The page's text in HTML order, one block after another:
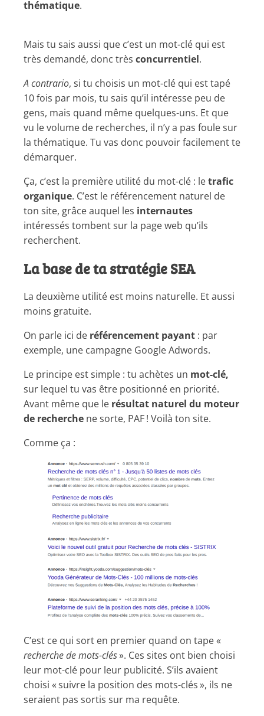
thématique.
Mais tu sais aussi que c’est un mot-clé qui est
très demandé, donc très concurrentiel.
A contrario, si tu choisis un mot-clé qui est tapé
10 fois par mois, tu sais qu’il intéresse peu de
gens, mais quand même quelques-uns. Et que
vu le volume de recherches, il n’y a pas foule sur
la thématique. Tu vas donc pouvoir facilement te
démarquer.
Ça, c’est la première utilité du mot-clé : letrafic
organique. C’est le référencement naturel de
ton site, grâce auquel les internautes
intéressés tombent sur la page web qu’ils
recherchent.
La base de ta stratégie SEA
La deuxième utilité est moins naturelle. Et aussi
moins gratuite.
On parle ici de référencement payant : par
exemple, une campagne Google Adwords.
Le principe est simple : tu achètes un mot-clé,
sur lequel tu vas être positionné en priorité.
Avant même que le résultat naturel du moteur
de recherche ne sorte, PAF ! Voilà ton site.
Comme ça :
C’est ce qui sort en premier quand on tape «
recherche de mots-clés». Ces sites ont bien choisi
leur mot-clé pour leur publicité. S’ils avaient
choisi « suivre la position des mots-clés », ils ne
seraient pas sortis sur ma requête.